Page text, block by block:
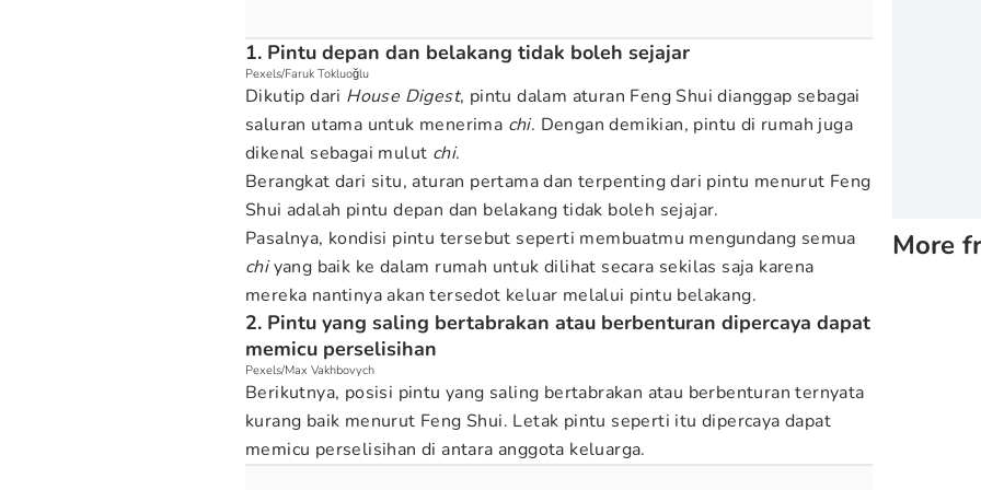
1. Pintu depan dan belakang tidak boleh sejajar
Pexels/Faruk Tokluoğlu
Dikutip dari House Digest, pintu dalam aturan Feng Shui dianggap sebagai
saluran utama untuk menerima chi. Dengan demikian, pintu di rumah juga
dikenal sebagai mulut chi.
Berangkat dari situ, aturan pertama dan terpenting dari pintu menurut Feng
Shui adalah pintu depan dan belakang tidak boleh sejajar.
Pasalnya, kondisi pintu tersebut seperti membuatmu mengundang semua
chiyang baik ke dalam rumah untuk dilihat secara sekilas saja karena
mereka nantinya akan tersedot keluar melalui pintu belakang.
2. Pintu yang saling bertabrakan atau berbenturan dipercaya dapat
memicu perselisihan
Pexels/Max Vakhbovych
Berikutnya, posisi pintu yang saling bertabrakan atau berbenturan ternyata
kurang baik menurut Feng Shui. Letak pintu seperti itu dipercaya dapat
memicu perselisihan di antara anggota keluarga.
More